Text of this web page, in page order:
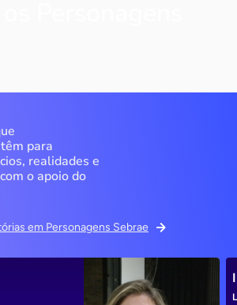
para
realidades e
o apoio do
em Personagens Sebrae